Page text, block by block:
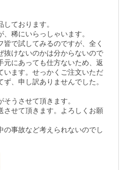
ております。
稀にいらっしゃいます。
で試してみるのですが、全く
抜けないのかは分からないので
元にあっても仕方ないため、返
います。せっかくご注文いただ
、申し訳ありませんでした。
うさせて頂きます。
させて頂きます。よろしくお願
の事故など考えられないのでし